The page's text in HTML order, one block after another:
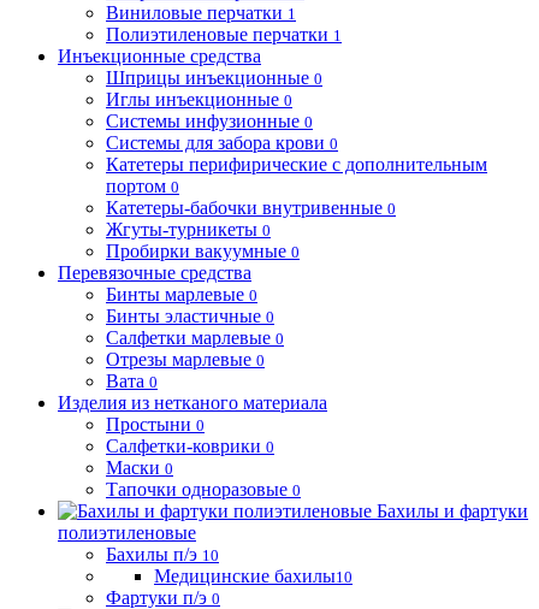
Виниловые перчатки 1
Полиэтиленовые перчатки 1
Инъекционные средства
Шприцы инъекционные 0
Иглы инъекционные 0
Системы инфузионные 0
Системы для забора крови 0
Катетеры перифирические с дополнительным
портом 0
Катетеры-бабочки внутривенные 0
Жгуты-турникеты 0
Пробирки вакуумные 0
Перевязочные средства
Бинты марлевые 0
Бинты эластичные 0
Салфетки марлевые 0
Отрезы марлевые 0
Вата 0
Изделия из нетканого материала
Простыни 0
Салфетки-коврики 0
Маски 0
Тапочки одноразовые 0
Бахилы и фартуки
полиэтиленовые
Бахилы п/э 10
Медицинские бахилы10
Фартуки п/э 0